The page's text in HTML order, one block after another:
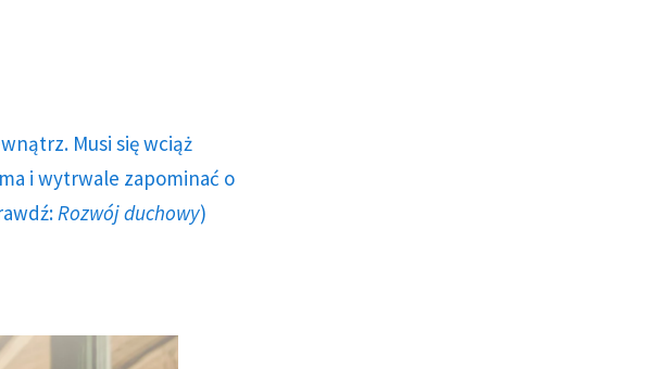
Musi się wciąż
i wytrwale zapominać o
Rozwój duchowy)